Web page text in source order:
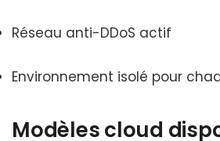
Réseau anti-DDoS actif
Environnement isolé pour
Modèles cloud